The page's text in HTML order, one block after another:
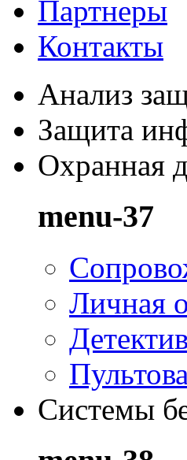
Партнеры
Контакты
Анализ
Защита
Охранная
menu-37
Личная
Системы